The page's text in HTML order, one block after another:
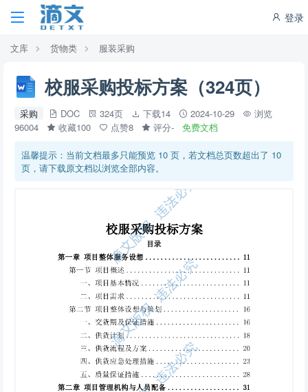
登录
文库 货物类 服装采购
校服采购投标方案（324页）
采购 DOC 324页 下载14 2024-10-29
浏览
96004
收藏100 点赞8 评分- 免费文档
温馨提示：当前文档最多只能预览 10 页，若文档总页数超出了 10
页，请下载原文档以浏览全部内容。